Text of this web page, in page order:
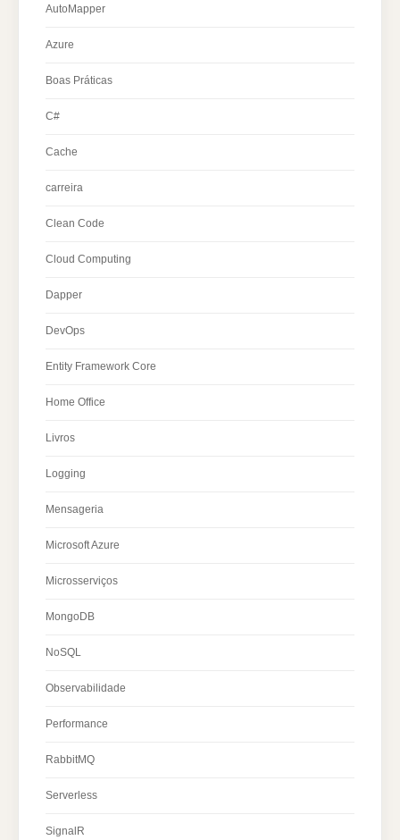
AutoMapper
Azure
Boas Práticas
C#
Cache
carreira
Clean Code
Cloud Computing
Dapper
DevOps
Entity Framework Core
Home Office
Livros
Logging
Mensageria
Microsoft Azure
Microsserviços
MongoDB
NoSQL
Observabilidade
Performance
RabbitMQ
Serverless
SignalR